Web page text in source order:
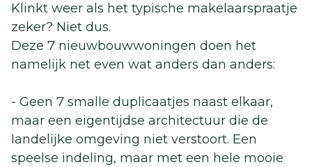
Klinkt weer als het typische makelaarspraatje
zeker? Niet dus.
Deze 7 nieuwbouwwoningen doen het
namelijk net even wat anders dan anders:
- Geen 7 smalle duplicaatjes naast elkaar,
maar een eigentijdse architectuur die de
landelijke omgeving niet verstoort. Een
speelse indeling, maar met een hele mooie